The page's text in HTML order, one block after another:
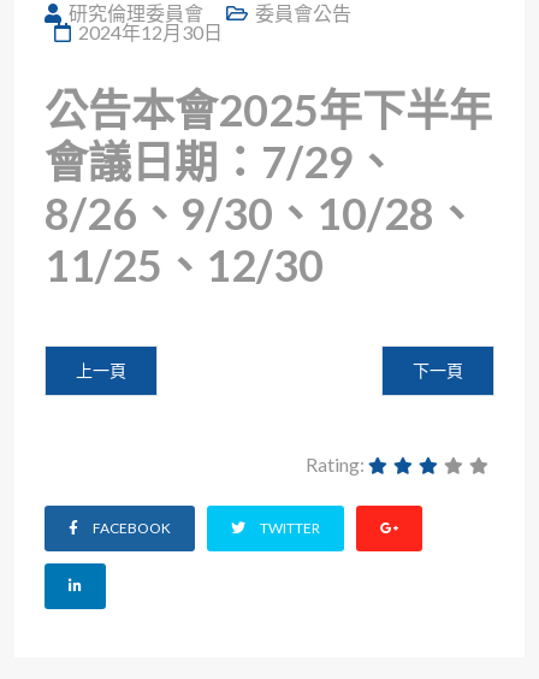
研究倫理委員會
委員會公告
2024年12月30日
公告本會2025年下半年
會議日期：7/29、
8/26、9/30、10/28、
11/25、12/30
上一篇文章: 承辦人電話調整公告：新案-龍嬿妃組員(分機
上一頁 下一篇文章: 【
下一頁
Rating:
FACEBOOK TWITTER